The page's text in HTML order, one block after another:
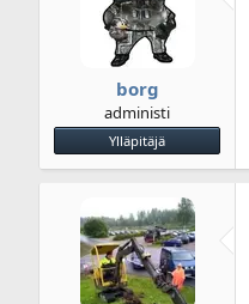
borg
administi
Ylläpitäjä